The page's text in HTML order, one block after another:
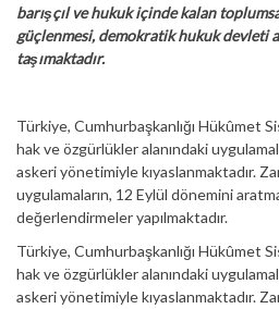
barışçıl ve hukuk içinde kalan
güçlenmesi, demokratik hukuk devleti
taşımaktadır.
Türkiye, Cumhurbaşkanlığı Hükûmet
hak ve özgürlükler alanındaki
askeri yönetimiyle kıyaslanmaktadır.
uygulamaların, 12 Eylül dönemini
değerlendirmeler yapılmaktadır.
Türkiye, Cumhurbaşkanlığı Hükûmet
hak ve özgürlükler alanındaki
askeri yönetimiyle kıyaslanmaktadır.